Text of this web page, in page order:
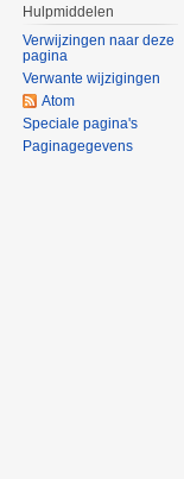
Hulpmiddelen
Verwijzingen naar deze
pagina
Verwante wijzigingen
Atom
Speciale pagina's
Paginagegevens